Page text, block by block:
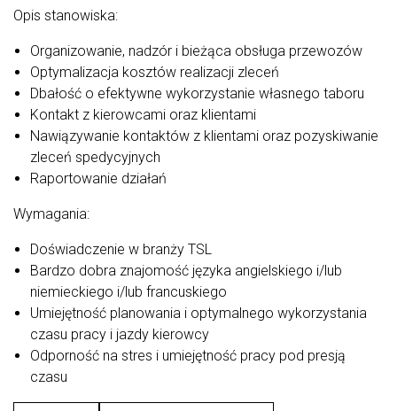
Opis stanowiska:
Organizowanie, nadzór i bieżąca obsługa przewozów
Optymalizacja kosztów realizacji zleceń
Dbałość o efektywne wykorzystanie własnego taboru
Kontakt z kierowcami oraz klientami
Nawiązywanie kontaktów z klientami oraz pozyskiwanie
zleceń spedycyjnych
Raportowanie działań
Wymagania:
Doświadczenie w branży TSL
Bardzo dobra znajomość języka angielskiego i/lub
niemieckiego i/lub francuskiego
Umiejętność planowania i optymalnego wykorzystania
czasu pracy i jazdy kierowcy
Odporność na stres i umiejętność pracy pod presją
czasu